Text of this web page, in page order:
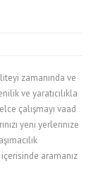
zamanında ve
ve yaratıcılıkla
çalışmayı vaad
yeni yerlerinize
aramanız